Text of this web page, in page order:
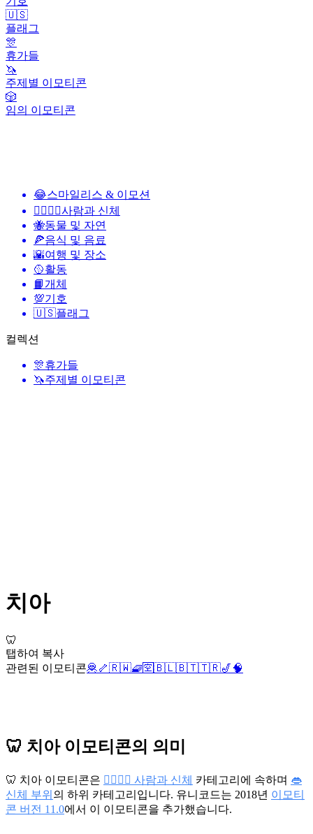
🇺🇸
플래그
🎊
휴가들
🦄
주제별 이모티콘
🎲
임의 이모티콘
😂스마일리스 & 이모션
👩‍❤️‍💋‍👨사람과 신체
🐝동물 및 자연
🍕음식 및 음료
🌇여행 및 장소
🥎활동
📙개체
💯기호
🇺🇸플래그
컬렉션
🎊휴가들
🦄주제별 이모티콘
치아
🦷
탭하여 복사
관련된 이모티콘🦧🦴🇷🇼🧇🈳🇧🇱🇧🇹🇹🇷🎷 🧠
🦷 치아 이모티콘의 의미
🦷 치아 이모티콘은 👩‍❤️‍💋‍👨 사람과 신체 카테고리에 속하며 👄
신체 부위 의 하위 카테고리입니다. 유니코드는 2018년 이모티
콘 버전 11.0에서 이 이모티콘을 추가했습니다.